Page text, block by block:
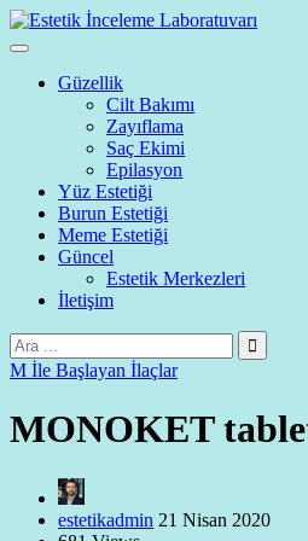
Güzellik
Cilt Bakımı
Zayıflama
Saç Ekimi
Epilasyon
Yüz Estetiği
Burun Estetiği
Meme Estetiği
Güncel
Estetik Merkezleri
İletişim
M İle Başlayan İlaçlar
MONOKET
estetikadmin 21 Nisan 2020